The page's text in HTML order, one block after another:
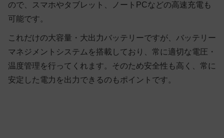
ので、スマホやタブレット、ノートPCなどの高速充電も
可能です。
これだけの大容量・大出力バッテリーですが、バッテリー
マネジメントシステムを搭載しており、常に適切な電圧・
温度管理を行ってくれます。そのため安全性も高く、常に
安定した電力を出力できるのもポイントです。